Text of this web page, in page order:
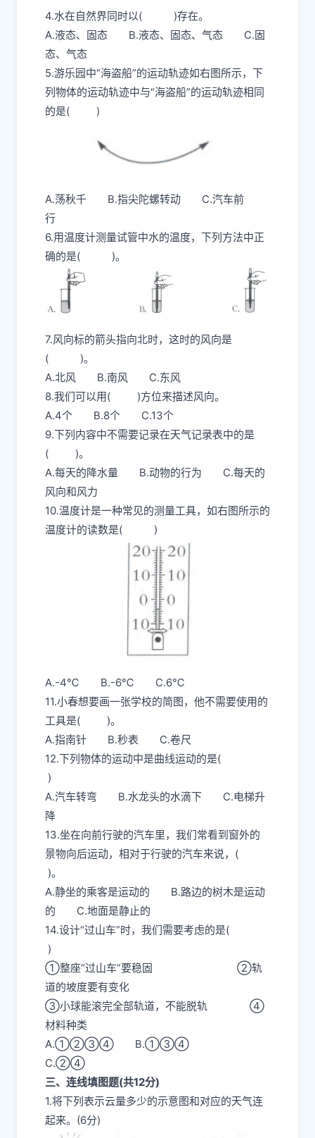
4.水在自然界同时以( )存在。
A.液态、固态 B.液态、固态、气态 C.固
态、气态
5.游乐园中“海盗船”的运动轨迹如右图所示，下
列物体的运动轨迹中与“海盗船”的运动轨迹相同
的是( )
A.荡秋千 B.指尖陀螺转动 C.汽车前
行
6.用温度计测量试管中水的温度，下列方法中正
确的是( )。
7.风向标的箭头指向北时，这时的风向是
( )。
A.北风 B.南风 C.东风
8.我们可以用( )方位来描述风向。
A.4个 B.8个 C.13个
9.下列内容中不需要记录在天气记录表中的是
( )。
A.每天的降水量 B.动物的行为 C.每天的
风向和风力
10.温度计是一种常见的测量工具，如右图所示的
温度计的读数是( )
A.-4℃ B.-6℃ C.6℃
11.小春想要画一张学校的简图，他不需要使用的
工具是( )。
A.指南针 B.秒表 C.卷尺
12.下列物体的运动中是曲线运动的是(
)
A.汽车转弯 B.水龙头的水滴下 C.电梯升
降
13.坐在向前行驶的汽车里，我们常看到窗外的
景物向后运动，相对于行驶的汽车来说，(
)。
A.静坐的乘客是运动的 B.路边的树木是运动
的 C.地面是静止的
14.设计“过山车”时，我们需要考虑的是(
)
①整座“过山车”要稳固 ②轨
道的坡度要有变化
③小球能滚完全部轨道，不能脱轨 ④
材料种类
A.①②③④ B.①③④
C.②④
三、连线填图题(共12分)
1.将下列表示云量多少的示意图和对应的天气连
起来。(6分)